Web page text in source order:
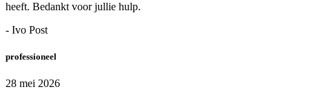
heeft. Bedankt voor jullie hulp.
- Ivo Post
professioneel
28 mei 2026